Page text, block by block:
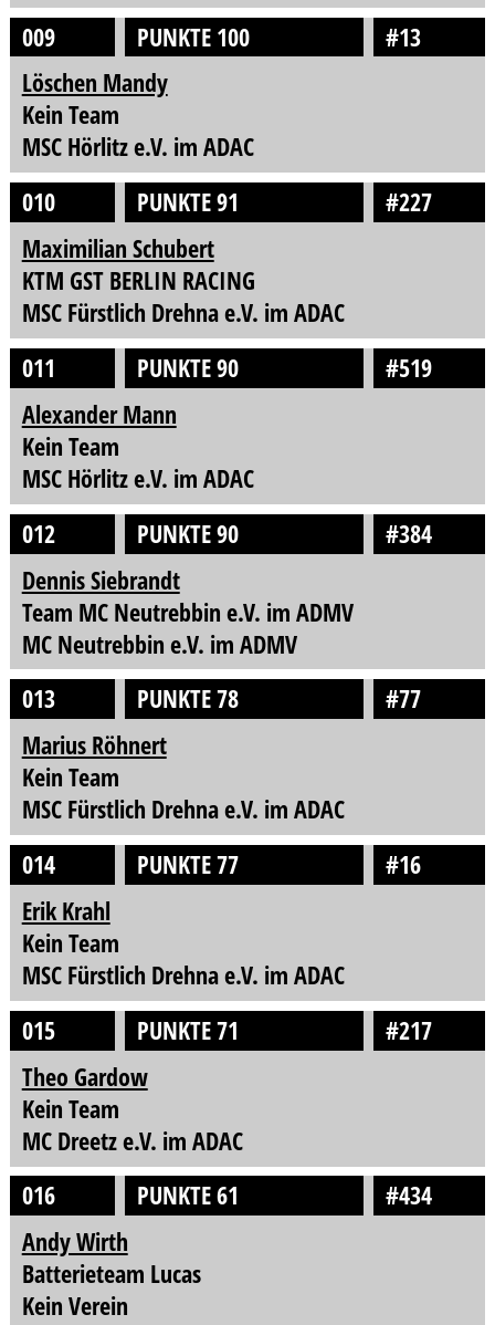
009
PUNKTE 100
#13
Löschen Mandy
Kein Team
MSC Hörlitz e.V. im ADAC
010
PUNKTE 91
#227
Maximilian Schubert
KTM GST BERLIN RACING
MSC Fürstlich Drehna e.V. im ADAC
011
PUNKTE 90
#519
Alexander Mann
Kein Team
MSC Hörlitz e.V. im ADAC
012
PUNKTE 90
#384
Dennis Siebrandt
Team MC Neutrebbin e.V. im ADMV
MC Neutrebbin e.V. im ADMV
013
PUNKTE 78
#77
Marius Röhnert
Kein Team
MSC Fürstlich Drehna e.V. im ADAC
014
PUNKTE 77
#16
Erik Krahl
Kein Team
MSC Fürstlich Drehna e.V. im ADAC
015
PUNKTE 71
#217
Theo Gardow
Kein Team
MC Dreetz e.V. im ADAC
016
PUNKTE 61
#434
Andy Wirth
Batterieteam Lucas
Kein Verein